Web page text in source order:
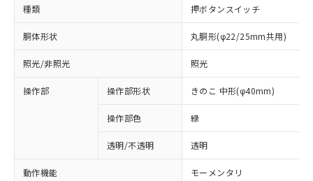
種類 押ボタンスイッチ
胴体形状 丸胴形(φ22/25mm共用)
照光/非照光 照光
操作部 操作部形状 きのこ 中形(φ40mm)
操作部色 緑
透明/不透明 透明
動作機能 モーメンタリ